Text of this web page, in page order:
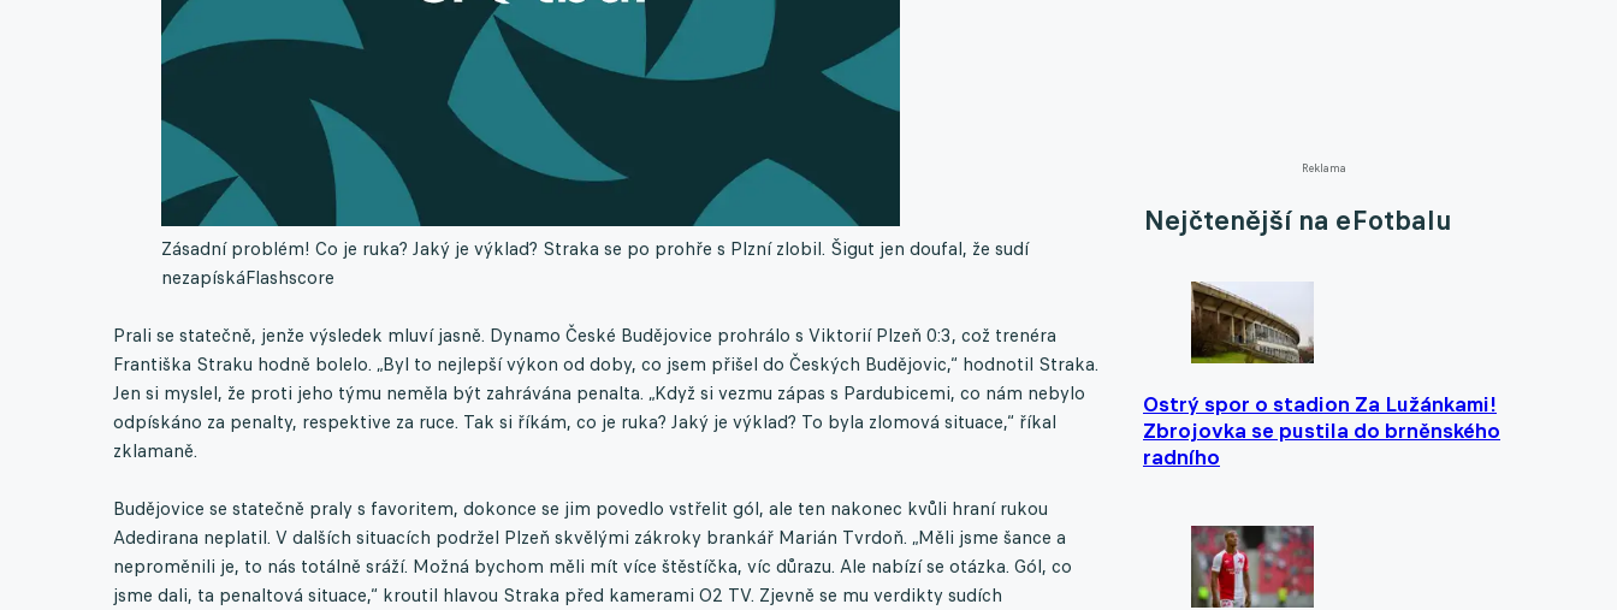
Reklama
Nejčtenější na eFotbalu
Ostrý spor o stadion Za Lužánkami!
Zbrojovka se pustila do brněnského
radního
Zásadní problém! Co je ruka? Jaký je výklad? Straka se po prohře s Plzní zlobil. Šigut jen doufal, že sudí
nezapískáFlashscore
Prali se statečně, jenže výsledek mluví jasně. Dynamo České Budějovice prohrálo s Viktorií Plzeň 0:3, což trenéra
Františka Straku hodně bolelo. „Byl to nejlepší výkon od doby, co jsem přišel do Českých Budějovic,“ hodnotil Straka.
Jen si myslel, že proti jeho týmu neměla být zahrávána penalta. „Když si vezmu zápas s Pardubicemi, co nám nebylo
odpískáno za penalty, respektive za ruce. Tak si říkám, co je ruka? Jaký je výklad? To byla zlomová situace,“ říkal
zklamaně.
Budějovice se statečně praly s favoritem, dokonce se jim povedlo vstřelit gól, ale ten nakonec kvůli hraní rukou
Adedirana neplatil. V dalších situacích podržel Plzeň skvělými zákroky brankář Marián Tvrdoň. „Měli jsme šance a
neproměnili je, to nás totálně sráží. Možná bychom měli mít více štěstíčka, víc důrazu. Ale nabízí se otázka. Gól, co
jsme dali, ta penaltová situace,“ kroutil hlavou Straka před kamerami O2 TV. Zjevně se mu verdikty sudích